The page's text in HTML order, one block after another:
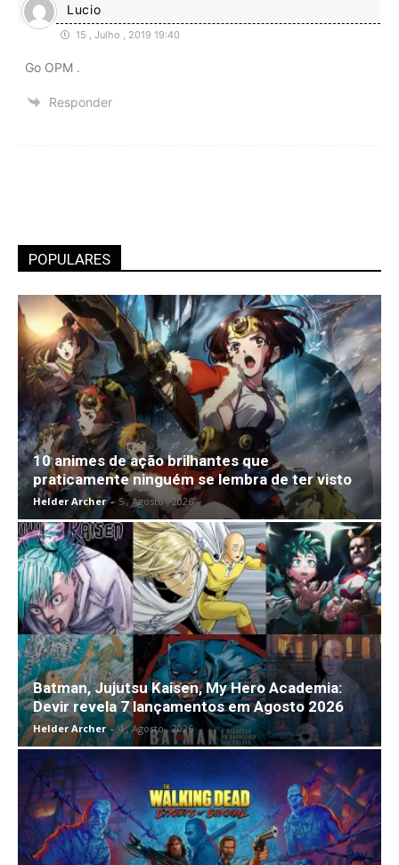
Lucio
15 , Julho , 2019 19:40
Go OPM .
Responder
POPULARES
10 animes de ação brilhantes que
praticamente ninguém se lembra de ter visto
Helder Archer - 5 , Agosto , 2026
Batman, Jujutsu Kaisen, My Hero Academia:
Devir revela 7 lançamentos em Agosto 2026
Helder Archer - 4 , Agosto , 2026